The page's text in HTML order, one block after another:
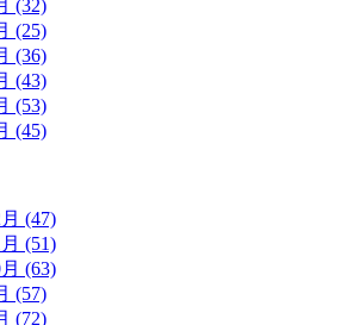
(32)
(25)
(36)
(43)
(53)
(45)
(47)
(51)
(63)
(57)
(72)